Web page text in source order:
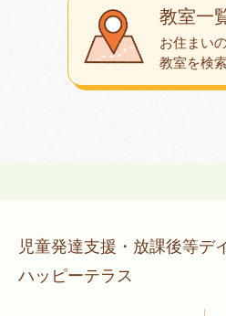
教室一
お住まい
教室を検
児童発達支援・放課後等デ
ハッピーテラス